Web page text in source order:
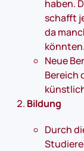
haben.
schafft
da
könnten.
Neue
Bereich
Bildung
Durch